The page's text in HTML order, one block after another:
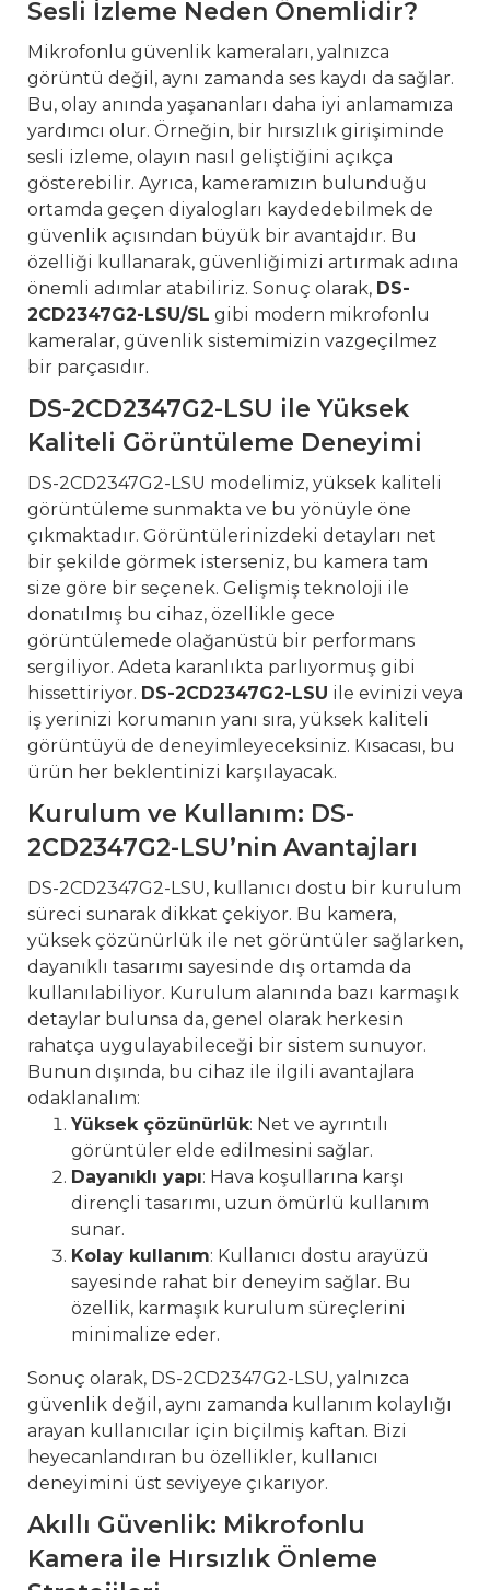
Sesli İzleme Neden Önemlidir?
Mikrofonlu güvenlik kameraları, yalnızca
görüntü değil, aynı zamanda ses kaydı da sağlar.
Bu, olay anında yaşananları daha iyi anlamamıza
yardımcı olur. Örneğin, bir hırsızlık girişiminde
sesli izleme, olayın nasıl geliştiğini açıkça
gösterebilir. Ayrıca, kameramızın bulunduğu
ortamda geçen diyalogları kaydedebilmek de
güvenlik açısından büyük bir avantajdır. Bu
özelliği kullanarak, güvenliğimizi artırmak adına
önemli adımlar atabiliriz. Sonuç olarak, DS-
2CD2347G2-LSU/SL gibi modern mikrofonlu
kameralar, güvenlik sistemimizin vazgeçilmez
bir parçasıdır.
DS-2CD2347G2-LSU ile Yüksek
Kaliteli Görüntüleme Deneyimi
DS-2CD2347G2-LSU modelimiz, yüksek kaliteli
görüntüleme sunmakta ve bu yönüyle öne
çıkmaktadır. Görüntülerinizdeki detayları net
bir şekilde görmek isterseniz, bu kamera tam
size göre bir seçenek. Gelişmiş teknoloji ile
donatılmış bu cihaz, özellikle gece
görüntülemede olağanüstü bir performans
sergiliyor. Adeta karanlıkta parlıyormuş gibi
hissettiriyor. DS-2CD2347G2-LSU ile evinizi veya
iş yerinizi korumanın yanı sıra, yüksek kaliteli
görüntüyü de deneyimleyeceksiniz. Kısacası, bu
ürün her beklentinizi karşılayacak.
Kurulum ve Kullanım: DS-
2CD2347G2-LSU’nin Avantajları
DS-2CD2347G2-LSU, kullanıcı dostu bir kurulum
süreci sunarak dikkat çekiyor. Bu kamera,
yüksek çözünürlük ile net görüntüler sağlarken,
dayanıklı tasarımı sayesinde dış ortamda da
kullanılabiliyor. Kurulum alanında bazı karmaşık
detaylar bulunsa da, genel olarak herkesin
rahatça uygulayabileceği bir sistem sunuyor.
Bunun dışında, bu cihaz ile ilgili avantajlara
odaklanalım:
Yüksek çözünürlük: Net ve ayrıntılı
görüntüler elde edilmesini sağlar.
Dayanıklı yapı: Hava koşullarına karşı
dirençli tasarımı, uzun ömürlü kullanım
sunar.
Kolay kullanım: Kullanıcı dostu arayüzü
sayesinde rahat bir deneyim sağlar. Bu
özellik, karmaşık kurulum süreçlerini
minimalize eder.
Sonuç olarak, DS-2CD2347G2-LSU, yalnızca
güvenlik değil, aynı zamanda kullanım kolaylığı
arayan kullanıcılar için biçilmiş kaftan. Bizi
heyecanlandıran bu özellikler, kullanıcı
deneyimini üst seviyeye çıkarıyor.
Akıllı Güvenlik: Mikrofonlu
Kamera ile Hırsızlık Önleme